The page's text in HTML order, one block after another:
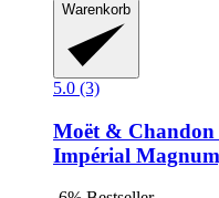
Warenkorb
5.0 (3)
Moët & Chandon
Impérial